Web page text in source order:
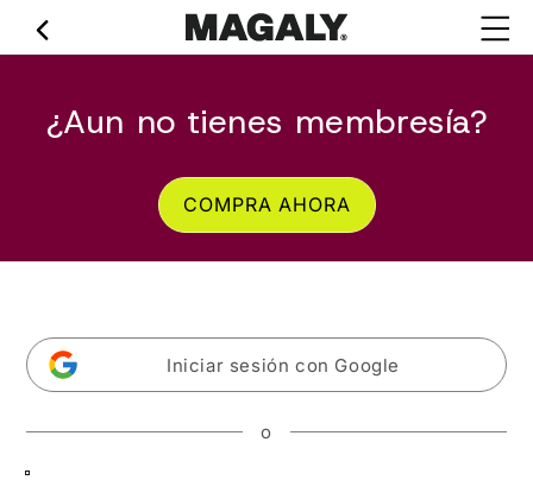
directamente
al contenido
¿Aun no tienes membresía?
COMPRA AHORA
Iniciar sesión con Google
o